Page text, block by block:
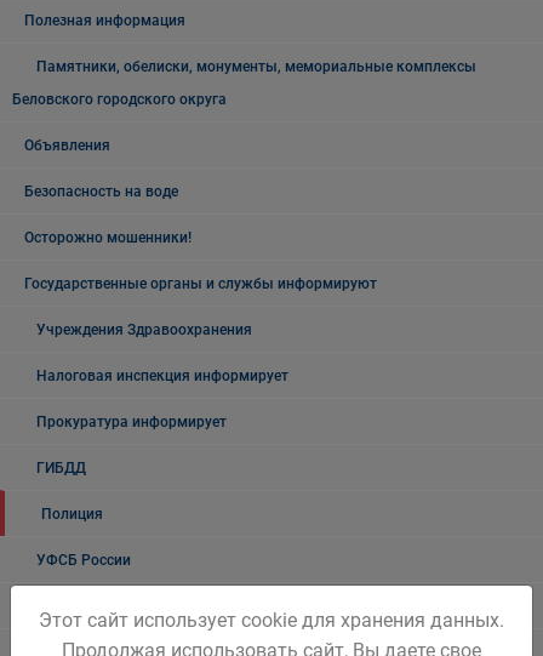
Полезная информация
Памятники, обелиски, монументы, мемориальные комплексы
Беловского городского округа
Объявления
Безопасность на воде
Осторожно мошенники!
Государственные органы и службы информируют
Учреждения Здравоохранения
Налоговая инспекция информирует
Прокуратура информирует
ГИБДД
Полиция
УФСБ России
УФМС
Этот сайт использует cookie для хранения данных.
Продолжая использовать сайт, Вы даете свое